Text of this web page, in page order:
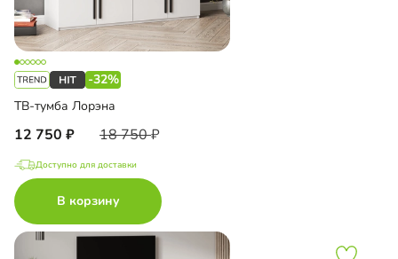
-32%
ТВ-тумба Лорэна
12 750 18 750
Доступно для доставки
В корзину